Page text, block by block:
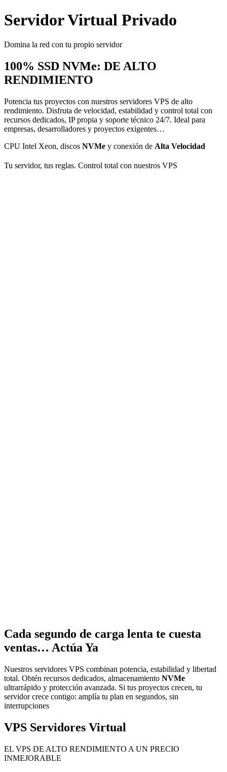
Servidor Virtual Privado
Domina la red con tu propio servidor
100% SSD NVMe: DE ALTO
RENDIMIENTO
Potencia tus proyectos con nuestros servidores VPS de alto
rendimiento. Disfruta de velocidad, estabilidad y control total con
recursos dedicados, IP propia y soporte técnico 24/7. Ideal para
empresas, desarrolladores y proyectos exigentes…
CPU Intel Xeon, discos NVMe y conexión de Alta Velocidad
Tu servidor, tus reglas. Control total con nuestros VPS
Cada segundo de carga lenta te cuesta
ventas… Actúa Ya
Nuestros servidores VPS combinan potencia, estabilidad y libertad
total. Obtén recursos dedicados, almacenamiento NVMe
ultrarrápido y protección avanzada. Si tus proyectos crecen, tu
servidor crece contigo: amplía tu plan en segundos, sin
interrupciones
VPS Servidores Virtual
EL VPS DE ALTO RENDIMIENTO A UN PRECIO
INMEJORABLE